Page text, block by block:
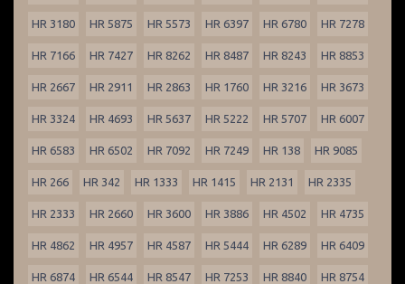
HR 3180 HR 5875 HR 5573 HR 6397 HR 6780 HR 7278
HR 7166 HR 7427 HR 8262 HR 8487 HR 8243 HR 8853
HR 2667 HR 2911 HR 2863 HR 1760 HR 3216 HR 3673
HR 3324 HR 4693 HR 5637 HR 5222 HR 5707 HR 6007
HR 6583 HR 6502 HR 7092 HR 7249 HR 138 HR 9085
HR 266 HR 342 HR 1333 HR 1415 HR 2131 HR 2335
HR 2333 HR 2660 HR 3600 HR 3886 HR 4502 HR 4735
HR 4862 HR 4957 HR 4587 HR 5444 HR 6289 HR 6409
HR 6874 HR 6544 HR 8547 HR 7253 HR 8840 HR 8754